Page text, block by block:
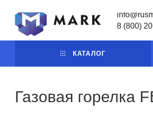
8 (800)
КАТАЛОГ
Газовая горелка